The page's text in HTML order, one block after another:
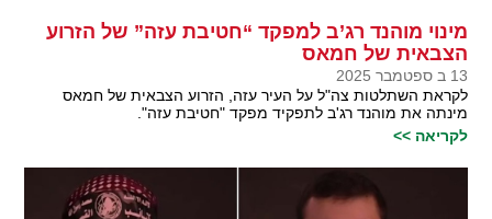
מינוי מוהנד רג’ב למפקד “חטיבת עזה” של הזרוע
הצבאית של חמאס
13 ב ספטמבר 2025
לקראת השתלטות צה"ל על העיר עזה, הזרוע הצבאית של חמאס
מינתה את מוהנד רג'ב לתפקיד מפקד "חטיבת עזה".
לקריאה >>